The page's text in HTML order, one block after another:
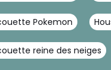
Pokemon
reine des neiges